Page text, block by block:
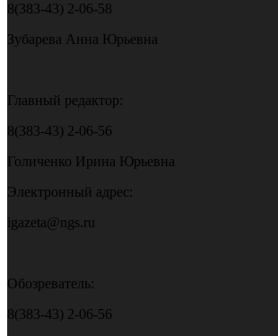
8(383-43) 2-06-58
Зубарева Анна Юрьевна
Главный редактор:
8(383-43) 2-06-56
Голиченко Ирина Юрьевна
Электронный адрес:
igazeta@ngs.ru
Обозреватель:
8(383-43) 2-06-56